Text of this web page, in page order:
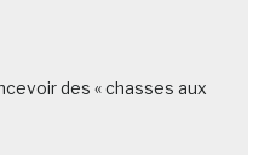
des « chasses aux